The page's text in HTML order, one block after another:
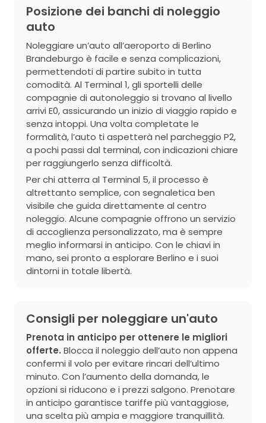
Posizione dei banchi di noleggio
auto
Noleggiare un’auto all’aeroporto di Berlino
Brandeburgo è facile e senza complicazioni,
permettendoti di partire subito in tutta
comodità. Al Terminal 1, gli sportelli delle
compagnie di autonoleggio si trovano al livello
arrivi E0, assicurando un inizio di viaggio rapido e
senza intoppi. Una volta completate le
formalità, l’auto ti aspetterà nel parcheggio P2,
a pochi passi dal terminal, con indicazioni chiare
per raggiungerlo senza difficoltà.
Per chi atterra al Terminal 5, il processo è
altrettanto semplice, con segnaletica ben
visibile che guida direttamente al centro
noleggio. Alcune compagnie offrono un servizio
di accoglienza personalizzato, ma è sempre
meglio informarsi in anticipo. Con le chiavi in
mano, sei pronto a esplorare Berlino e i suoi
dintorni in totale libertà.
Consigli per noleggiare un'auto
Prenota in anticipo per ottenere le migliori
offerte. Blocca il noleggio dell’auto non appena
confermi il volo per evitare rincari dell’ultimo
minuto. Con l’aumento della domanda, le
opzioni si riducono e i prezzi salgono. Prenotare
in anticipo garantisce tariffe più vantaggiose,
una scelta più ampia e maggiore tranquillità.